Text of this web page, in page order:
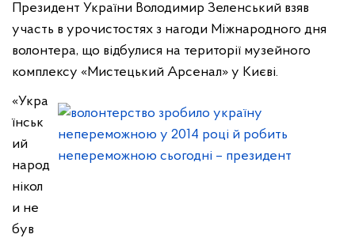
Президент України Володимир Зеленський взяв
участь в урочистостях з нагоди Міжнародного дня
волонтера, що відбулися на території музейного
комплексу «Мистецький Арсенал» у Києві.
«Укра
їнськ
ий
народ
нікол
и не
був